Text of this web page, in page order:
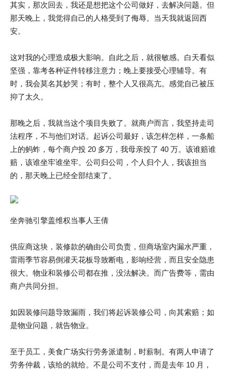
其实，那次回去，我还是想把这个公司做好，去解决问题。但
那天晚上，我觉得自己的人格受到了侮辱。当天我就返回西
安。
这对我的心理造成极大影响。自此之后，就很敏感。白天看似
坚强，靠考各种证件转移注意力；晚上要接受心理辅导。有
时，我会莫名其妙哭；有时，整个人又很高亢。感觉自己被压
抑了太久。
那晚之后，我就当这个项目失败了。就商户而言，我坚持走司
法程序，不与他们对话。起诉公司最好，该怎样怎样，一条船
上的蚂蚱，每个商户投 20 多万，我母亲投了 40 万。该谁赔谁
赔，该谁坐牢谁坐牢。公司归公司，个人归个人，我该担当
的，那天晚上已经全部结束了。
坐奔驰引擎盖维权当事人王倩
供应商这块，装修款的确由公司负责，但商场室内漏水严重，
雷雨季节容易倒灌天花板导致断电，影响经营，而且安全隐患
很大。物业和装修公司都在推，没法解决。而广告费等，需由
商户共同分担。
如因装修问题导致漏雨，我们将起诉装修公司，向其索赔；如
是物业问题，就告物业。
至于员工，美食广场实行劳务派遣制，时薪制。有两人申请了
劳务仲裁，该给的就给。不是公司不支付，而是去年 10 月，